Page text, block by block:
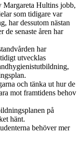
Hultins jobb,
som tidigare var
har dessutom nästan
senaste åren har
har
utvecklas
och tänka ut hur de
mot framtidens behov
på
hänt.
behöver mer